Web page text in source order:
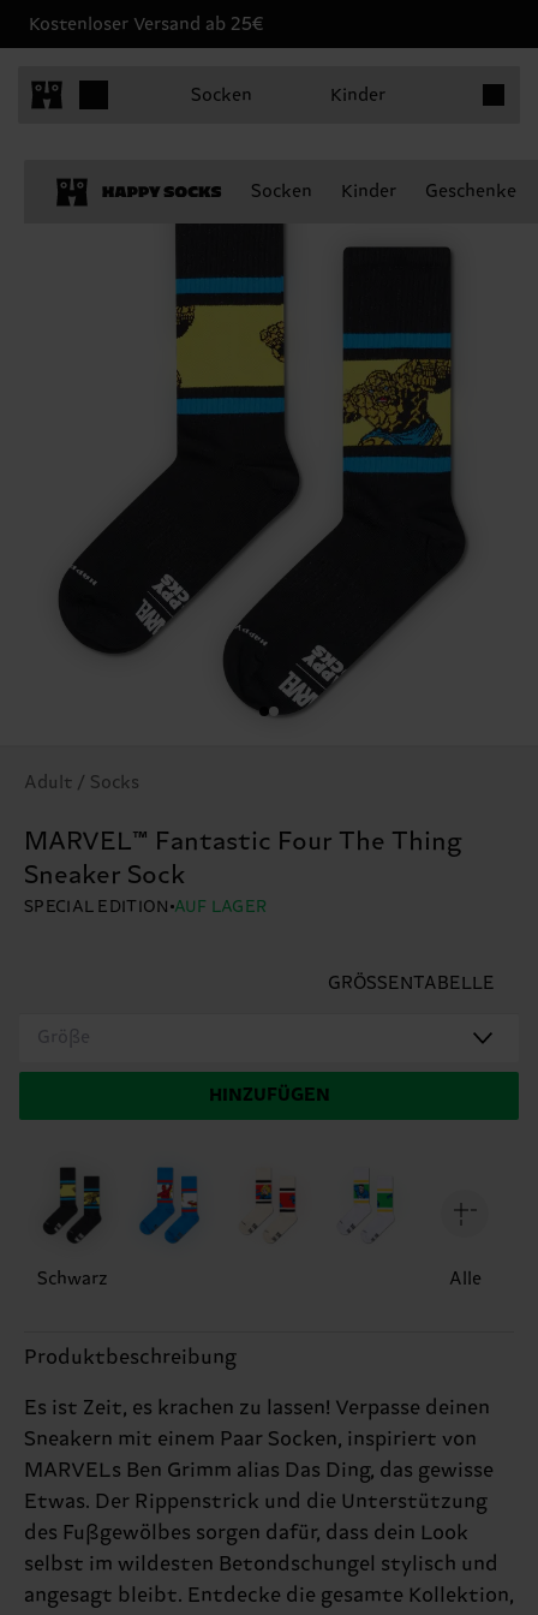
Kostenloser Versand ab 25€
Socken Kinder
Socken Kinder Geschenke
Adult / Socks
MARVEL™ Fantastic Four The Thing
Sneaker Sock
SPECIAL EDITION AUF LAGER
GRÖSSENTABELLE
Größe
HINZUFÜGEN
Schwarz Alle
Produktbeschreibung
Es ist Zeit, es krachen zu lassen! Verpasse deinen
Sneakern mit einem Paar Socken, inspiriert von
MARVELs Ben Grimm alias Das Ding, das gewisse
Etwas. Der Rippenstrick und die Unterstützung
des Fußgewölbes sorgen dafür, dass dein Look
selbst im wildesten Betondschungel stylisch und
angesagt bleibt. Entdecke die gesamte Kollektion,